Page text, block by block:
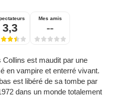
3,3
Mes amis
--
est maudit par une
en vampire et enterré vivant.
est libéré de sa tombe par
dans un monde totalement